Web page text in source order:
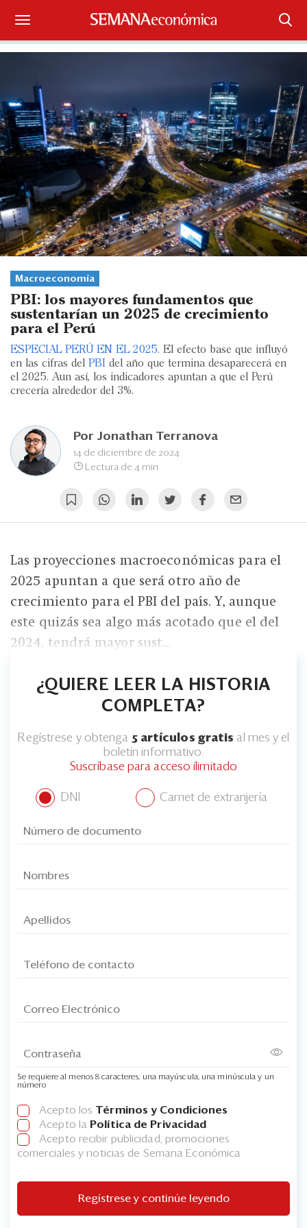
Suscríbase
Iniciar sesión
Portada
¿Qué está pasando?
Sectores y Empresas
Management
Economía y Finanzas
Legal y Política
Eventos
Ranking CEO
Macroeconomía
PBI: los mayores fundamentos que
sustentarían un 2025 de crecimiento
para el Perú
ESPECIAL PERÚ EN EL 2025. El efecto base que influyó
en las cifras del PBI del año que termina desaparecerá en
el 2025. Aun así, los indicadores apuntan a que el Perú
crecería alrededor del 3%.
Por Jonathan Terranova
14 de diciembre de 2024
Lectura de 4 min
Las proyecciones macroeconómicas para el
2025 apuntan a que será otro año de
crecimiento para el PBI del país. Y, aunque
este quizás sea algo más acotado que el del
2024, tendrá mayor sust...
¿QUIERE LEER LA HISTORIA
COMPLETA?
Regístrese y obtenga 5 artículos gratis al mes y el
boletín informativo.
Suscríbase para acceso ilimitado
DNI Carnet de extranjería
Se requiere al menos 8 caracteres, una mayúscula, una minúscula y un
número
Acepto los Términos y Condiciones
Acepto la Política de Privacidad
Acepto recibir publicidad, promociones
comerciales y noticias de Semana Económica
Regístrese y continúe leyendo